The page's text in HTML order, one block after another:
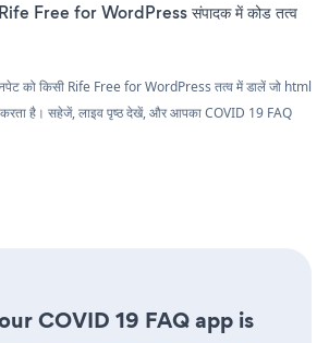
Free for WordPress संपादक में कोड तत्व
को किसी Rife Free for WordPress तत्व में डालें जो html
करता है। सहेजें, लाइव पृष्ठ देखें, और आपका COVID 19 FAQ
COVID 19 FAQ app is